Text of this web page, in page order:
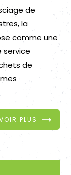
de
la
comme une
service
de
PLUS